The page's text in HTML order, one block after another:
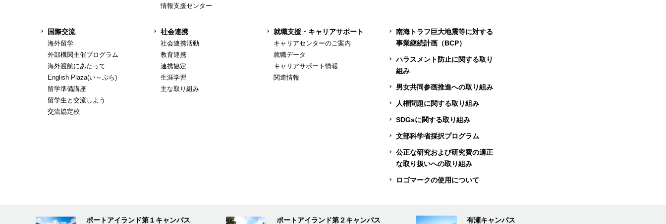
情報支援センター
国際交流
海外留学
外部機関主催プログラム
海外渡航にあたって
English Plaza(い～ぷら)
留学準備講座
留学生と交流しよう
交流協定校
社会連携
社会連携活動
教育連携
連携協定
生涯学習
主な取り組み
就職支援・キャリアサポート
キャリアセンターのご案内
就職データ
キャリアサポート情報
関連情報
南海トラフ巨大地震等に対する
事業継続計画（BCP）
ハラスメント防止に関する取り
組み
男女共同参画推進への取り組み
人権問題に関する取り組み
SDGsに関する取り組み
文部科学省採択プログラム
公正な研究および研究費の適正
な取り扱いへの取り組み
ロゴマークの使用について
ポートアイランド第１キャンパス ポートアイランド第２キャンパス 有瀬キャンパス